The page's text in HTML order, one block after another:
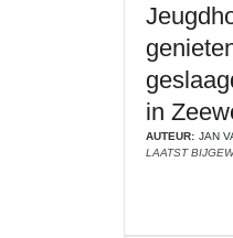
in
AUTEUR: JAN
LAATST